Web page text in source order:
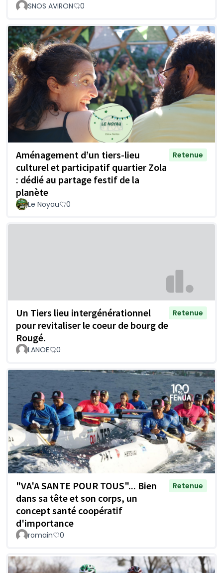
SNOS AVIRON
0
Aménagement d’un tiers-lieu
culturel et participatif quartier Zola
: dédié au partage festif de la
planète
Retenue
Le Noyau 0
Un Tiers lieu intergénérationnel
pour revitaliser le coeur de bourg de
Rougé.
Retenue
LANOE 0
"VA'A SANTE POUR TOUS"... Bien
dans sa tête et son corps, un
concept santé coopératif
d'importance
Retenue
romain 0